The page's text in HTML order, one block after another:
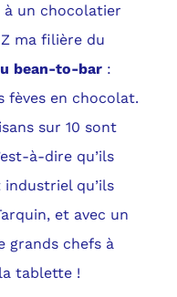
un chocolatier
ma filière du
bean-to-bar:
en chocolat.
sur 10 sont
à-dire qu’ils
qu’ils
et avec un
grands chefs à
tablette !